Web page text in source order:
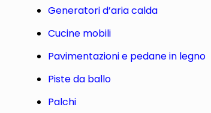
Generatori d’aria calda
Cucine mobili
Pavimentazioni e pedane in legno
Piste da ballo
Palchi